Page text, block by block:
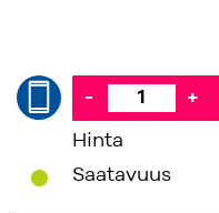
- +
Hinta
Saatavuus